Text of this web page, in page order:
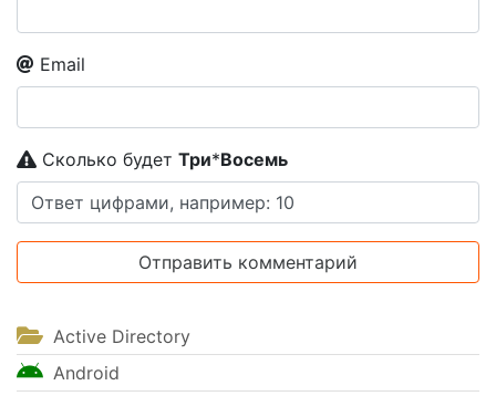
Email
Сколько будет Tpи*Boceмь
Active Directory
Android